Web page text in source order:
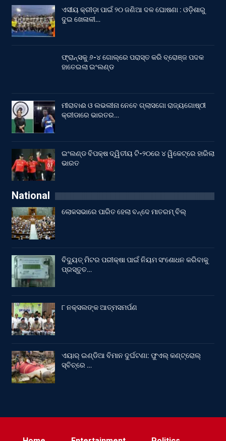
ଏସୀୟ କ୍ରୀଡ଼ା ପାଇଁ ୨୦ ଜଣିଆ ଦଳ ଘୋଷଣା : ଓଡ଼ିଶାରୁ
ଦୁଇ ଖେଳାଳୀ…
ଫ୍ରାନ୍ସକୁ ୬-୪ ଗୋଲ୍‌ରେ ପରାସ୍ତ କରି ବ୍ରୋଞ୍ଜ ପଦକ
ହାତେଇଲା ଇଂଲଣ୍ଡ
ମୀରାବାଈ ଓ ଲଭଲୀନା ନେବେ ଗ୍ଲାସଗୋ ରାଜ୍ୟଗୋଷ୍ଠୀ
କ୍ରୀଡାରେ ଭାରତର…
ଇଂଲଣ୍ଡ ବିପକ୍ଷ ଦ୍ୱିତୀୟ ଟି-୨୦ରେ ୪ ୱିକେଟ୍‌ରେ ହାରିଲା
ଭାରତ
National
ଲୋକସଭାରେ ପାରିତ ହେଲା ବନ୍ଦେ ମାତରମ୍‌ ବିଲ୍‌
ବିଦ୍ୟୁତ୍ ମିଟର ପରୀକ୍ଷା ପାଇଁ ନିୟମ ସଂଶୋଧନ କରିବାକୁ
ପ୍ରସ୍ତୁତ…
୮ ନକ୍ସଲଙ୍କ ଆତ୍ମସମର୍ପଣ
ଏୟାର୍ ଇଣ୍ଡିଆ ବିମାନ ଦୁର୍ଘଟଣା: ଫୁଏଲ୍‌ କଣ୍ଟ୍ରୋଲ୍‌
ସ୍ବିଚ୍‌ରେ …